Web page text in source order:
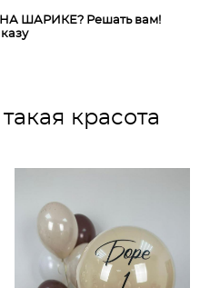
ШАРИКЕ? Решать вам!
красота